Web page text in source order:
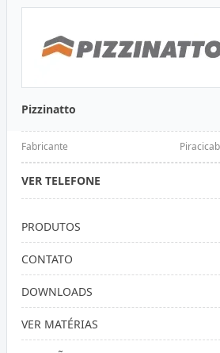
Pizzinatto
Fabricante
VER TELEFONE
PRODUTOS
CONTATO
DOWNLOADS
VER MATÉRIAS